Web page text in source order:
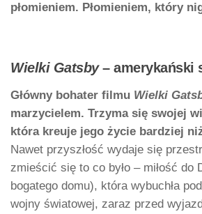
płomieniem. Płomieniem, który
Wielki Gatsby– amerykański
Główny bohater filmu Wielki
marzycielem. Trzyma się swojej
która kreuje jego życie bardziej
Nawet przyszłość wydaje się
zmieścić się to co było – miłość do
bogatego domu), która wybuchła
wojny światowej, zaraz przed